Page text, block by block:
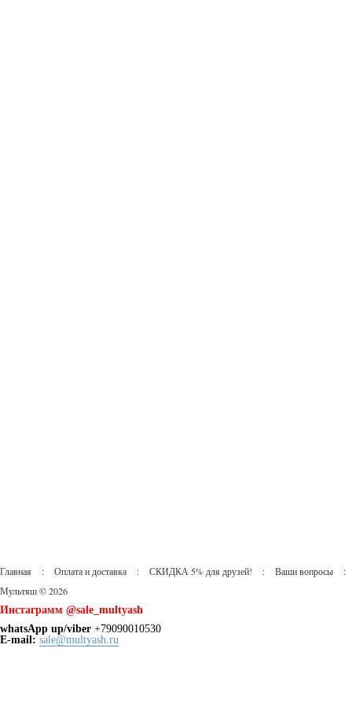
Главная : Оплата и доставка : СКИДКА 5% для друзей! : Ваши вопросы
:
Мультяш © 2026
Инстаграмм @sale_multyash
whatsApp up/viber +79090010530
Е-mail: sale@multyash.ru